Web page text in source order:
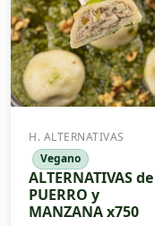
H. ALTERNATIVAS
Vegano
ALTERNATIVAS de
PUERRO y
MANZANA x750